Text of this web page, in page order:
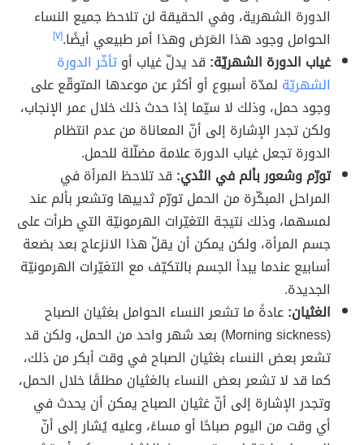
الدورة الشهرية، وفي الحقيقة لن تلاحظ جميع النساء
الحوامل وجود هذا العَرَض وهذا أمر طبيعي أيضًا.[٧]
غياب الدورة الشهريّة: قد يدلّ غياب أوتأخّر الدورة
الشهريّة لمدّة أسبوع أو أكثر عن موعدها المتوقّع على
وجود حمل، وذلك لا سيّما إذا حدث ذلك خلال عمر الإنجاب،
ولكن تجدر الإشارة إلى أنّ المعاناة من عدم انتظام
الدورة تجعل غياب الدورة علامة مضلّلة للحمل.
تورّم وشعور بألم في الثدي: قد تلاحظ المرأة في
المراحل المبكّرة من الحمل تورّم ثدييها وتشعر بألم عند
لمسهما، وذلك نتيجة التغيّرات الهرمونيّة التي طرأت على
جسم المرأة، ولكن يمكن أن يقلّ هذا الانزعاج بعد بضعة
أسابيع عندما يبدأ الجسم بالتكيّف مع التغيّرات الهرمونيّة
الجديدة.
الغثيان:عادةً ما تشعر النساء الحوامل بغثيان الصباح
(Morning sickness) بعد شهر واحد من الحمل، ولكن قد
تشعر بعض النساء بغثيان الصباح في وقت أبكر من ذلك،
كما قد لا تشعر بعض النساء بالغثيان مطلقًا خلال الحمل،
وتجدر الإشارة إلى أنّ غثيان الصباح يمكن أن يحدث في
أي وقت من اليوم صباحًا أو مساءً، وعليه يُشار إلى أنّ